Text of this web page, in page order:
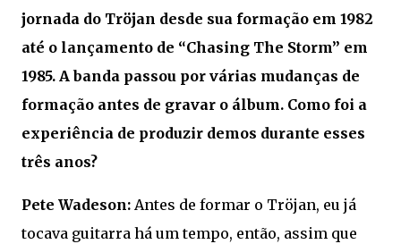
jornada do Tröjan desde sua formação em 1982
até o lançamento de “Chasing The Storm” em
1985. A banda passou por várias mudanças de
formação antes de gravar o álbum. Como foi a
experiência de produzir demos durante esses
três anos?
Pete Wadeson: Antes de formar o Tröjan, eu já
tocava guitarra há um tempo, então, assim que